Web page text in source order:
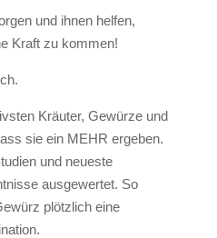
und ihnen helfen,
Kraft zu kommen!
Kräuter, Gewürze und
sie ein MEHR ergeben.
und neueste
ausgewertet. So
plötzlich eine